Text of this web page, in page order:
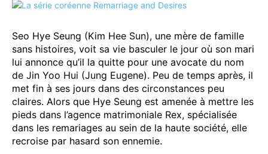
Seo Hye Seung (Kim Hee Sun), une mère de famille
sans histoires, voit sa vie basculer le jour où son mari
lui annonce qu’il la quitte pour une avocate du nom
de Jin Yoo Hui (Jung Eugene). Peu de temps après, il
met fin à ses jours dans des circonstances peu
claires. Alors que Hye Seung est amenée à mettre les
pieds dans l’agence matrimoniale Rex, spécialisée
dans les remariages au sein de la haute société, elle
recroise par hasard son ennemie.